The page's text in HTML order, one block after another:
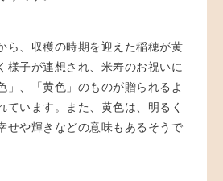
ら、収穫の時期を迎えた稲穂が黄
様子が連想され、米寿のお祝いに
」、「黄色」のものが贈られるよ
ています。また、黄色は、明るく
せや輝きなどの意味もあるそうで